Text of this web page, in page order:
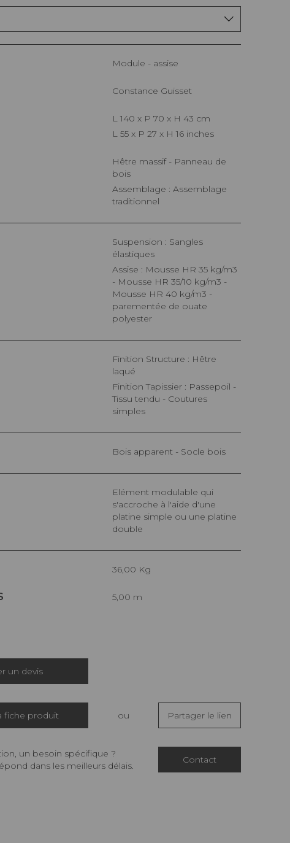
Module - assise
Constance Guisset
L 140 x P 70 x H 43 cm
L 55 x P 27 x H 16 inches
Hêtre massif - Panneau de
bois
Assemblage : Assemblage
traditionnel
Suspension : Sangles
élastiques
Assise : Mousse HR 35 kg/m3
- Mousse HR 35/10 kg/m3 -
Mousse HR 40 kg/m3 -
parementée de ouate
polyester
Finition Structure : Hêtre
laqué
Finition Tapissier : Passepoil -
Tissu tendu - Coutures
simples
Bois apparent - Socle bois
Elément modulable qui
s'accroche à l'aide d'une
platine simple ou une platine
double
36,00 Kg
5,00 m
un devis
fiche produit ou Partager le lien
un besoin spécifique ?
dans les meilleurs délais.
Contact